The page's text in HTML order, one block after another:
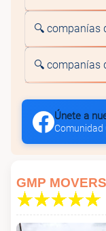
🔍 companías
🔍 companías
Únete a
Comunidad
GMP